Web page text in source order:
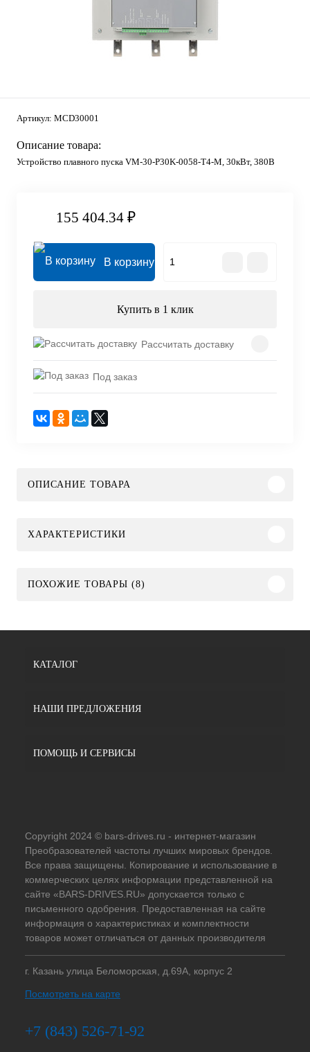
Артикул: MCD30001
Описание товара:
Устройство плавного пуска VM-30-P30K-0058-T4-M, 30кВт, 380В
155 404.34 ₽
В корзину
Купить в 1 клик
Рассчитать доставку
Под заказ
ОПИСАНИЕ ТОВАРА
ХАРАКТЕРИСТИКИ
ПОХОЖИЕ ТОВАРЫ (8)
КАТАЛОГ
НАШИ ПРЕДЛОЖЕНИЯ
ПОМОЩЬ И СЕРВИСЫ
Copyright 2024 © bars-drives.ru - интернет-магазин
Преобразователей частоты лучших мировых брендов.
Все права защищены. Копирование и использование в
коммерческих целях информации представленной на
сайте «BARS-DRIVES.RU» допускается только с
письменного одобрения. Предоставленная на сайте
информация о характеристиках и комплектности
товаров может отличаться от данных производителя
г. Казань улица Беломорская, д.69А, корпус 2
Посмотреть на карте
+7 (843) 526-71-92